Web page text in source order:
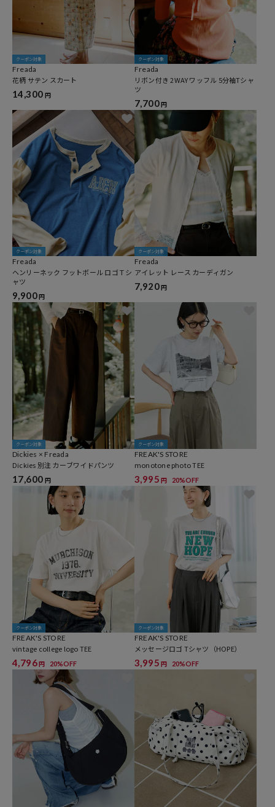
クーポン対象
Freada
花柄 サテン スカート
14,300 円
クーポン対象
Freada
リボン付き 2WAY ワッフル 5分袖Tシャ
ツ
7,700円
クーポン対象
Freada
ヘンリーネック フットボール ロゴＴシ
ャツ
9,900 円
クーポン対象
Freada
アイレット レース カーディガン
7,920 円
クーポン対象
Dickies × Freada
Dickies 別注 カーブワイドパンツ
17,600 円
クーポン対象
FREAK'S STORE
monotone photo TEE
3,995 円 20%OFF
クーポン対象
FREAK'S STORE
vintage college logo TEE
4,796円 20%OFF
クーポン対象
FREAK'S STORE
メッセージロゴ Tシャツ（HOPE）
3,995 円 20%OFF